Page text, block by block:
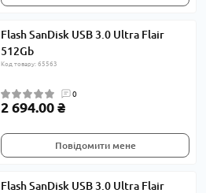
Flash SanDisk USB 3.0 Ultra Flair
512Gb
Код товару: 65563
0
2 694.00 ₴
Повідомити мене
Flash SanDisk USB 3.0 Ultra Flair